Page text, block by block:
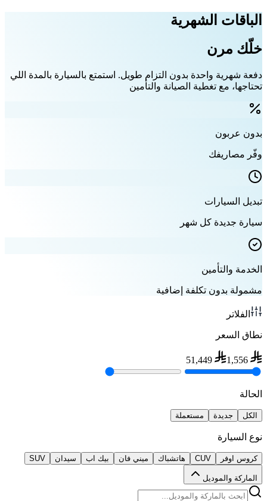
الباقات الشهرية
خلّك مرن
دفعة شهرية واحدة بدون التزام طويل. استمتع بالسيارة بالمدة اللي
تحتاجها، مع تغطية الصيانة والتأمين
بدون عربون
وفّر مصاريفك
تبديل السيارات
سيارة جديدة كل شهر
الخدمة والتأمين
مشمولة بدون تكلفة إضافية
الفلاتر
نطاق السعر
1,556
51,449
الحالة
الكل جديدة مستعملة
نوع السيارة
كروس اوفر CUV هاتشباك ميني فان بيك اب سيدان SUV
الماركة والموديل